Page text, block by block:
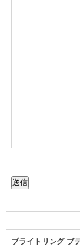
送信
ブライトリング ブ